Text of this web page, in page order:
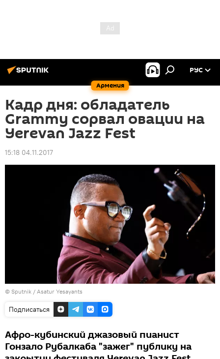
Армения
РУС
Кадр дня: обладатель
Grammy сорвал овации на
Yerevan Jazz Fest
15:18 04.11.2017
© Sputnik / Asatur Yesayants
Подписаться
Афро-кубинский джазовый пианист
Гонзало Рубалкаба "зажег" публику на